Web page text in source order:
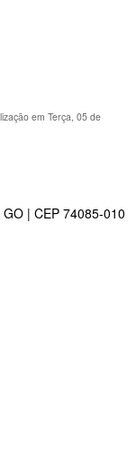
em Terça, 05 de
| CEP 74085-010